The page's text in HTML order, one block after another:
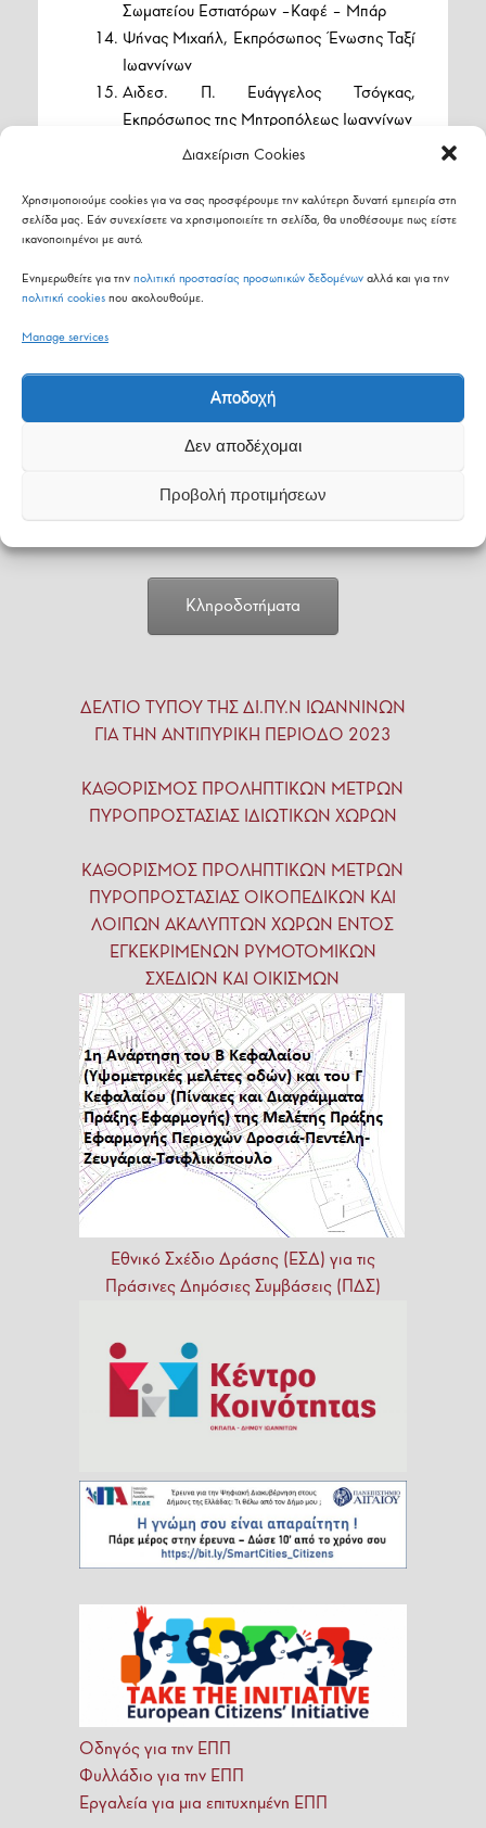
Διαχείριση Cookies
Χρησιμοποιούμε cookies για να σας προσφέρουμε την καλύτερη δυνατή εμπειρία στη
σελίδα μας. Εάν συνεχίσετε να χρησιμοποιείτε τη σελίδα, θα υποθέσουμε πως είστε
ικανοποιημένοι με αυτό.
Ενημερωθείτε για την πολιτική προστασίας προσωπικών δεδομένων αλλά και για την
πολιτική cookies που ακολουθούμε.
Manage services
Αποδοχή
Δεν αποδέχομαι
Προβολή προτιμήσεων
Σωματείου Εστιατόρων –Καφέ – Μπάρ
Ψήνας Μιχαήλ, Εκπρόσωπος Ένωσης Ταξί
Ιωαννίνων
Αιδεσ. Π. Ευάγγελος Τσόγκας,
Εκπρόσωπος της Μητροπόλεως Ιωαννίνων
Share on Facebook
Send email Print
Δείτε όλα τα τελευταία νέα
Δείτε όλες τις εκδηλώσεις
Κληροδοτήματα
ΔΕΛΤΙΟ ΤΥΠΟΥ ΤΗΣ ΔΙ.ΠΥ.Ν ΙΩΑΝΝΙΝΩΝ
ΓΙΑ ΤΗΝ ΑΝΤΙΠΥΡΙΚΗ ΠΕΡΙΟΔΟ 2023
ΚΑΘΟΡΙΣΜΟΣ ΠΡΟΛΗΠΤΙΚΩΝ ΜΕΤΡΩΝ
ΠΥΡΟΠΡΟΣΤΑΣΙΑΣ ΙΔΙΩΤΙΚΩΝ ΧΩΡΩΝ
ΚΑΘΟΡΙΣΜΟΣ ΠΡΟΛΗΠΤΙΚΩΝ ΜΕΤΡΩΝ
ΠΥΡΟΠΡΟΣΤΑΣΙΑΣ ΟΙΚΟΠΕΔΙΚΩΝ ΚΑΙ
ΛΟΙΠΩΝ ΑΚΑΛΥΠΤΩΝ ΧΩΡΩΝ ΕΝΤΟΣ
ΕΓΚΕΚΡΙΜΕΝΩΝ ΡΥΜΟΤΟΜΙΚΩΝ
ΣΧΕΔΙΩΝ ΚΑΙ ΟΙΚΙΣΜΩΝ
Εθνικό Σχέδιο Δράσης (ΕΣΔ) για τις
Πράσινες Δημόσιες Συμβάσεις (ΠΔΣ)
Οδηγός για την ΕΠΠ
Φυλλάδιο για την ΕΠΠ
Εργαλεία για μια επιτυχημένη ΕΠΠ